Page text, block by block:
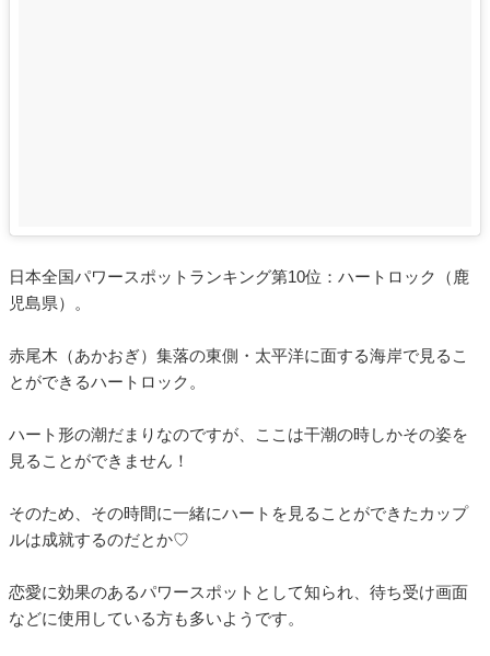
日本全国パワースポットランキング第10位：ハートロック（鹿
児島県）。
赤尾木（あかおぎ）集落の東側・太平洋に面する海岸で見るこ
とができるハートロック。
ハート形の潮だまりなのですが、ここは干潮の時しかその姿を
見ることができません！
そのため、その時間に一緒にハートを見ることができたカップ
ルは成就するのだとか♡
恋愛に効果のあるパワースポットとして知られ、待ち受け画面
などに使用している方も多いようです。